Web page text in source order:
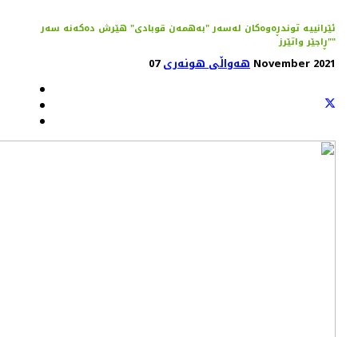
ئێرانییە توندڕەوەکان لەسەر "بەهمەن قوبادی" هێرش دەکەنە سەر
"ڕاجێر واتێرز"
هەواڵی هونەری 07 November 2021